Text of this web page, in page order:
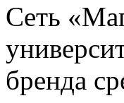
Сеть
бренда